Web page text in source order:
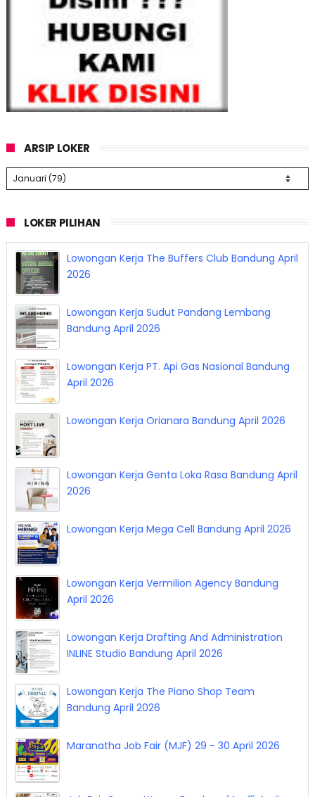
ARSIP LOKER
LOKER PILIHAN
Lowongan Kerja The Buffers Club Bandung April
2026
Lowongan Kerja Sudut Pandang Lembang
Bandung April 2026
Lowongan Kerja PT. Api Gas Nasional Bandung
April 2026
Lowongan Kerja Orianara Bandung April 2026
Lowongan Kerja Genta Loka Rasa Bandung April
2026
Lowongan Kerja Mega Cell Bandung April 2026
Lowongan Kerja Vermilion Agency Bandung
April 2026
Lowongan Kerja Drafting And Administration
INLINE Studio Bandung April 2026
Lowongan Kerja The Piano Shop Team
Bandung April 2026
Maranatha Job Fair (MJF) 29 - 30 April 2026